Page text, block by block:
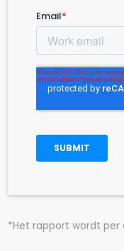
*Het rapport wordt